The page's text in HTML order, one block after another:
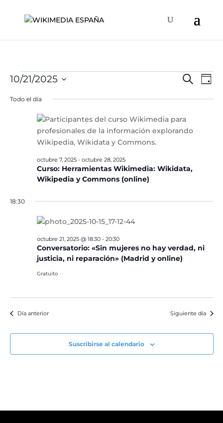
Eventos
en
2025
y
vistas
Buscar
de
Día
10/21/2025
la
Todo el día
Curso: Herramientas Wikimedia: Wikidata,
Wikipedia y Commons (online)
octubre 7, 2025- octubre 28, 2025
18:30
Conversatorio: «Sin mujeres no hay verdad, ni
justicia, ni reparación» (Madrid y online)
octubre 21, 2025 @ 18:30- 20:30
Gratuito
Día anterior Siguiente día
Suscribirse al calendario